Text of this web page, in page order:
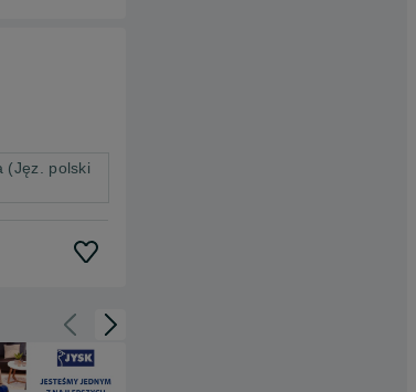
(Jęz. polski
Cofnij do slajdu 1 z 3
Przejdź do slajdu 2 z 3